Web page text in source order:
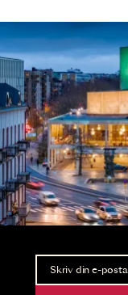
Nyhetsbrev
Ta del av